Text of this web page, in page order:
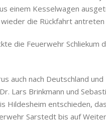
einem Kesselwagen
die Rückfahrt
die Feuerwehr Schliekum
auch nach Deutschland
Lars Brinkmann und
Hildesheim entschieden,
Sarstedt bis auf